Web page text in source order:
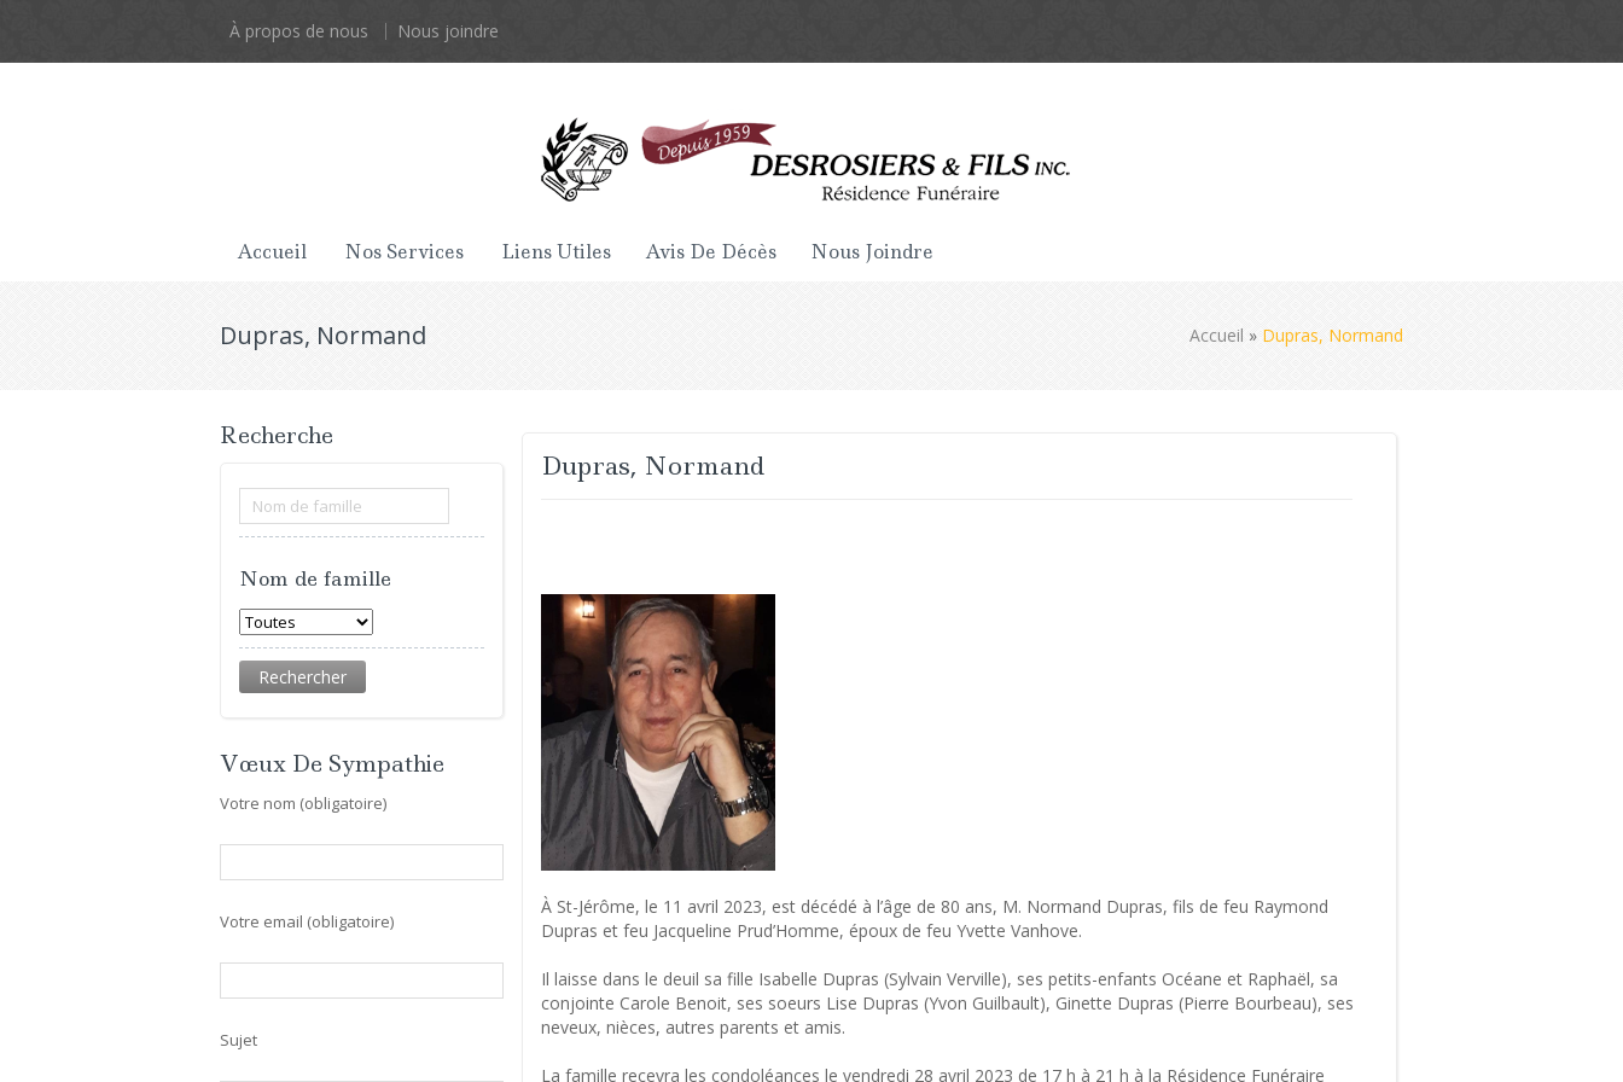
À propos de nous Nous joindre
Accueil Nos Services Liens Utiles Avis De Décès Nous Joindre
Dupras, Normand Accueil » Dupras, Normand
Dupras, Normand
À St-Jérôme, le 11 avril 2023, est décédé à l’âge de 80 ans, M. Normand Dupras, fils de feu Raymond
Dupras et feu Jacqueline Prud’Homme, époux de feu Yvette Vanhove.
Il laisse dans le deuil sa fille Isabelle Dupras (Sylvain Verville), ses petits-enfants Océane et Raphaël, sa
conjointe Carole Benoit, ses soeurs Lise Dupras (Yvon Guilbault), Ginette Dupras (Pierre Bourbeau), ses
neveux, nièces, autres parents et amis.
La famille recevra les condoléances le vendredi 28 avril 2023 de 17 h à 21 h à la Résidence Funéraire
Recherche
Nom de famille
Vœux De Sympathie
Votre nom (obligatoire)
Votre email (obligatoire)
Sujet